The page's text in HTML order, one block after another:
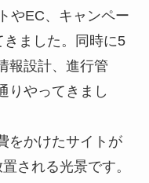
やEC、キャンペー
ました。同時に5
報設計、進行管
りやってきまし
をかけたサイトが
される光景です。